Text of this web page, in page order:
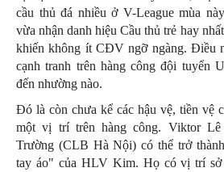
cầu thủ đá nhiều ở V-League mùa
vừa nhận danh hiệu Cầu thủ trẻ hay
khiến không ít CĐV ngỡ ngàng. Điều
cạnh tranh trên hàng công đội tuyển
đến nhường nào.
Đó là còn chưa kể các hậu vệ, tiền vệ
một vị trí trên hàng công. Viktor
Trường (CLB Hà Nội) có thể trở
tay áo" của HLV Kim. Họ có vị trí sở